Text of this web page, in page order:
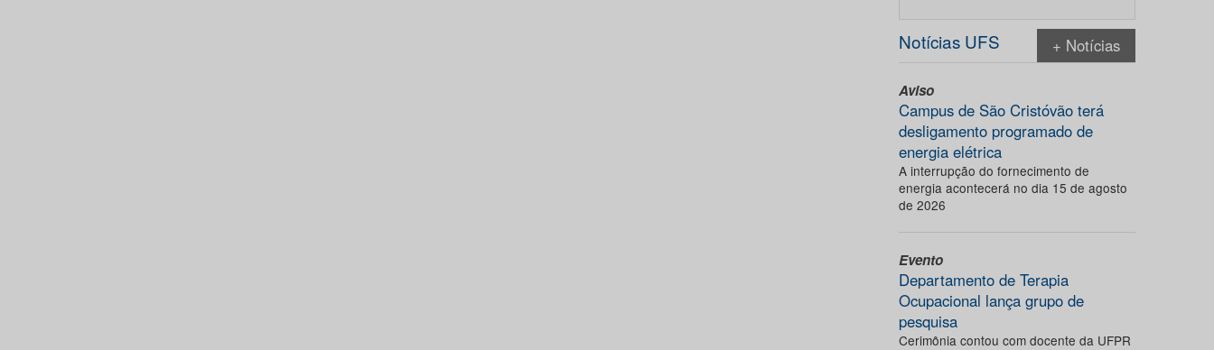
Notícias UFS + Notícias
Aviso
Campus de São Cristóvão terá
desligamento programado de
energia elétrica
A interrupção do fornecimento de
energia acontecerá no dia 15 de agosto
de 2026
Evento
Departamento de Terapia
Ocupacional lança grupo de
pesquisa
Cerimônia contou com docente da UFPR